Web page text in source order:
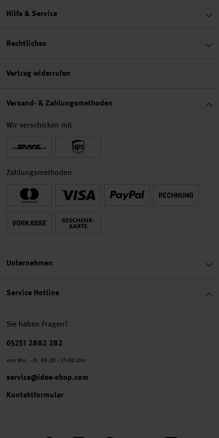
Service Hotline
Sie haben Fragen?
Telefonnummer
05251 2882 282
von Mo. - Fr. 08:30 - 17:00 Uhr
service@idee-shop.com
Kontaktformular
Hilfe & Service
Rechtliches
Vertrag widerrufen
Versand- & Zahlungsmethoden
Wir verschicken mit
Zahlungsmethoden
Unternehmen